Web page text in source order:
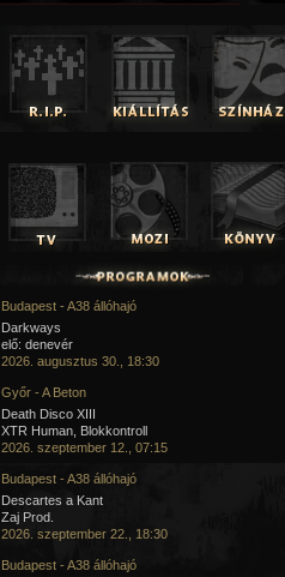
Budapest - A38 állóhajó
Darkways
elő: denevér
2026. augusztus 30., 18:30
Győr - A Beton
Death Disco XIII
XTR Human, Blokkontroll
2026. szeptember 12., 07:15
Budapest - A38 állóhajó
Descartes a Kant
Zaj Prod.
2026. szeptember 22., 18:30
Budapest - A38 állóhajó